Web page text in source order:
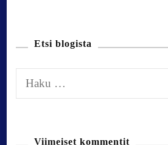
t
i
Etsi blogista
a
Viimeiset kommentit